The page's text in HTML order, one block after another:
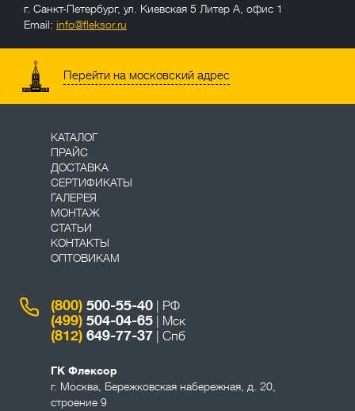
г. Санкт-Петербург, ул. Киевская 5 Литер А, офис 1
Email: info@fleksor.ru
Перейти на московский адрес
info@fleksor.ru
КАТАЛОГ
ПРАЙС
ДОСТАВКА
СЕРТИФИКАТЫ
ГАЛЕРЕЯ
МОНТАЖ
СТАТЬИ
КОНТАКТЫ
ОПТОВИКАМ
(800) 500-55-40 | РФ
(499) 504-04-65 | Мск
(812) 649-77-37 | Спб
ГК Флексор
г. Москва Бережковская набережная, д. 20,
строение 9